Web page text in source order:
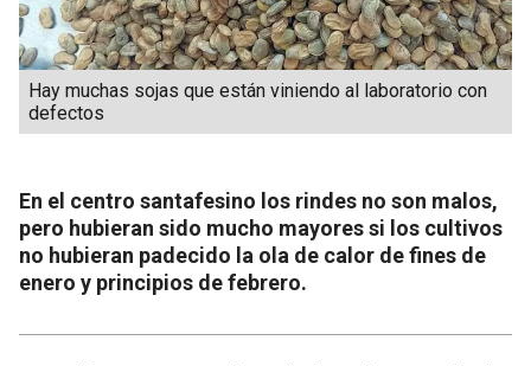
Hay muchas sojas que están viniendo al laboratorio con
defectos
En el centro santafesino los rindes no son malos,
pero hubieran sido mucho mayores si los cultivos
no hubieran padecido la ola de calor de fines de
enero y principios de febrero.